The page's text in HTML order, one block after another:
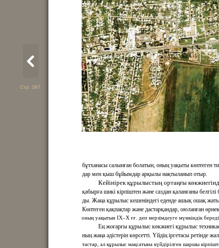
бұтханасы салынған болатын, оның уақыты көптеген
дар мен қыш бұйымдар арқылы нақтыланып отыр.
Кейінірек құрылыстың ортаңғы
қабырға шикі кірпіштен және саздан қаланғаны белгілі
ды. Жаңа құрылыс кешеніндегі еденде ашық ошақ
Көптеген қақпақтар және дастарқандар, оюланған
оның уақытын IX–X ғғ. деп мерзімдеуге мүмкіндік
Ең жоғарғы құрылыс көкжиегі құрылыс
ның жаңа әдістерін көрсетті. Үйдің іргетасы ретінде
тастар, ал құрылыс мақсатына күйдірілген шаршы
Стр. 387